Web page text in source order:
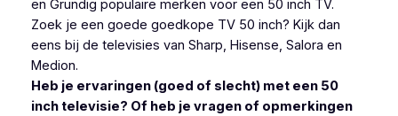
en Grundig populaire merken voor een 50 inch TV.
Zoek je een goede goedkope TV 50 inch? Kijk dan
eens bij de televisies van Sharp, Hisense, Salora en
Medion.
Heb je ervaringen (goed of slecht) met een 50
inch televisie? Of heb je vragen of opmerkingen